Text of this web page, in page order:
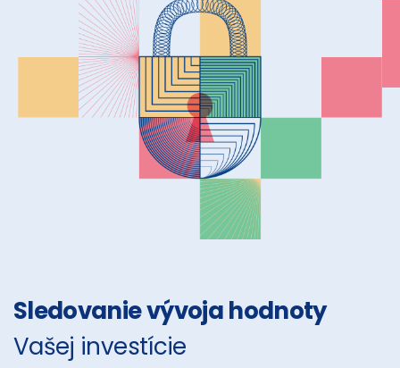
Sledovanie vývoja hodnoty
Vašej investície